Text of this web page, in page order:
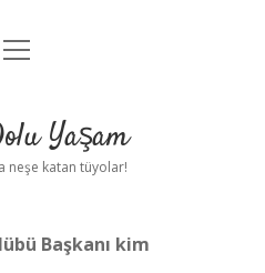
Uyarı
menüyü
Yaşam
neşe katan tüyolar!
Başkanı kim